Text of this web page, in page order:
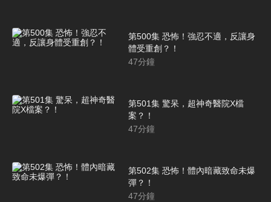
第500集 恐怖！強忍不適，反讓身
體受重創？！
47分鐘
第501集 驚呆，超神奇醫院X檔
案？！
47分鐘
第502集 恐怖！體內暗藏致命未爆
彈？！
47分鐘